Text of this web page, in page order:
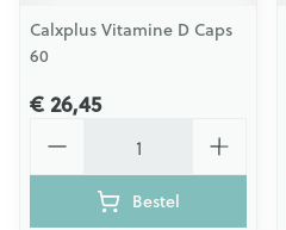
Calxplus Vitamine D Caps
60
€ 26,45
Bestel